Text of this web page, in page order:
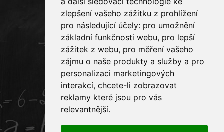
zlepšení vašeho zážitku z prohlížení
pro následující účely: pro umožnění
základní funkčnosti webu, pro lepší
zážitek z webu, pro měření vašeho
zájmu o naše produkty a služby a pro
personalizaci marketingových
interakcí, chcete-li zobrazovat
reklamy které jsou pro vás
relevantnější.
 

733 568 888

studiumhfp@humanitaspraha.cz